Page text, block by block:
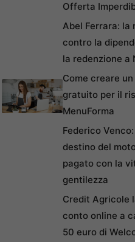
Offerta
Abel Ferrara: la
contro la
la redenzione a
Come creare
gratuito per il
MenuForma
Federico
destino del
pagato con la
gentilezza
Credit Agricole
conto online a
50 euro di